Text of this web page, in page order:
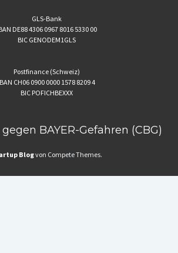
GLS-Bank
DE88 4306 0967 8016 5330 00
BIC GENODEM1GLS
Postfinance (Schweiz)
CH06 0900 0000 1578 8209 4
BIC POFICHBEXXX
BAYER-Gefahren (CBG)
Blogvon Compete Themes.